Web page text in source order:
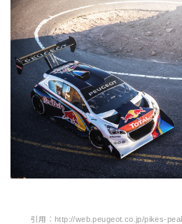
引用：http://web.peugeot.co.jp/pikes-